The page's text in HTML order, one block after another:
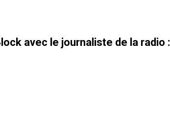
avec le journaliste de la radio :